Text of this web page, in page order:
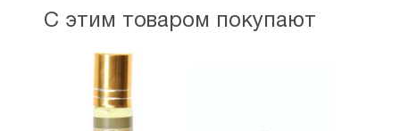
С этим товаром покупают